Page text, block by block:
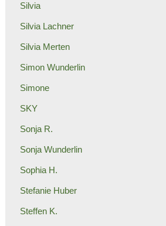
Silvia
Silvia Lachner
Silvia Merten
Simon Wunderlin
Simone
SKY
Sonja R.
Sonja Wunderlin
Sophia H.
Stefanie Huber
Steffen K.